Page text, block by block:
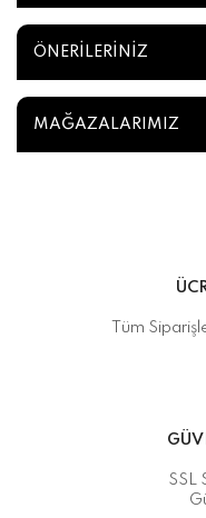
ÖNERİLERİNİZ
MAĞAZALARIMIZ
Tüm
SSL